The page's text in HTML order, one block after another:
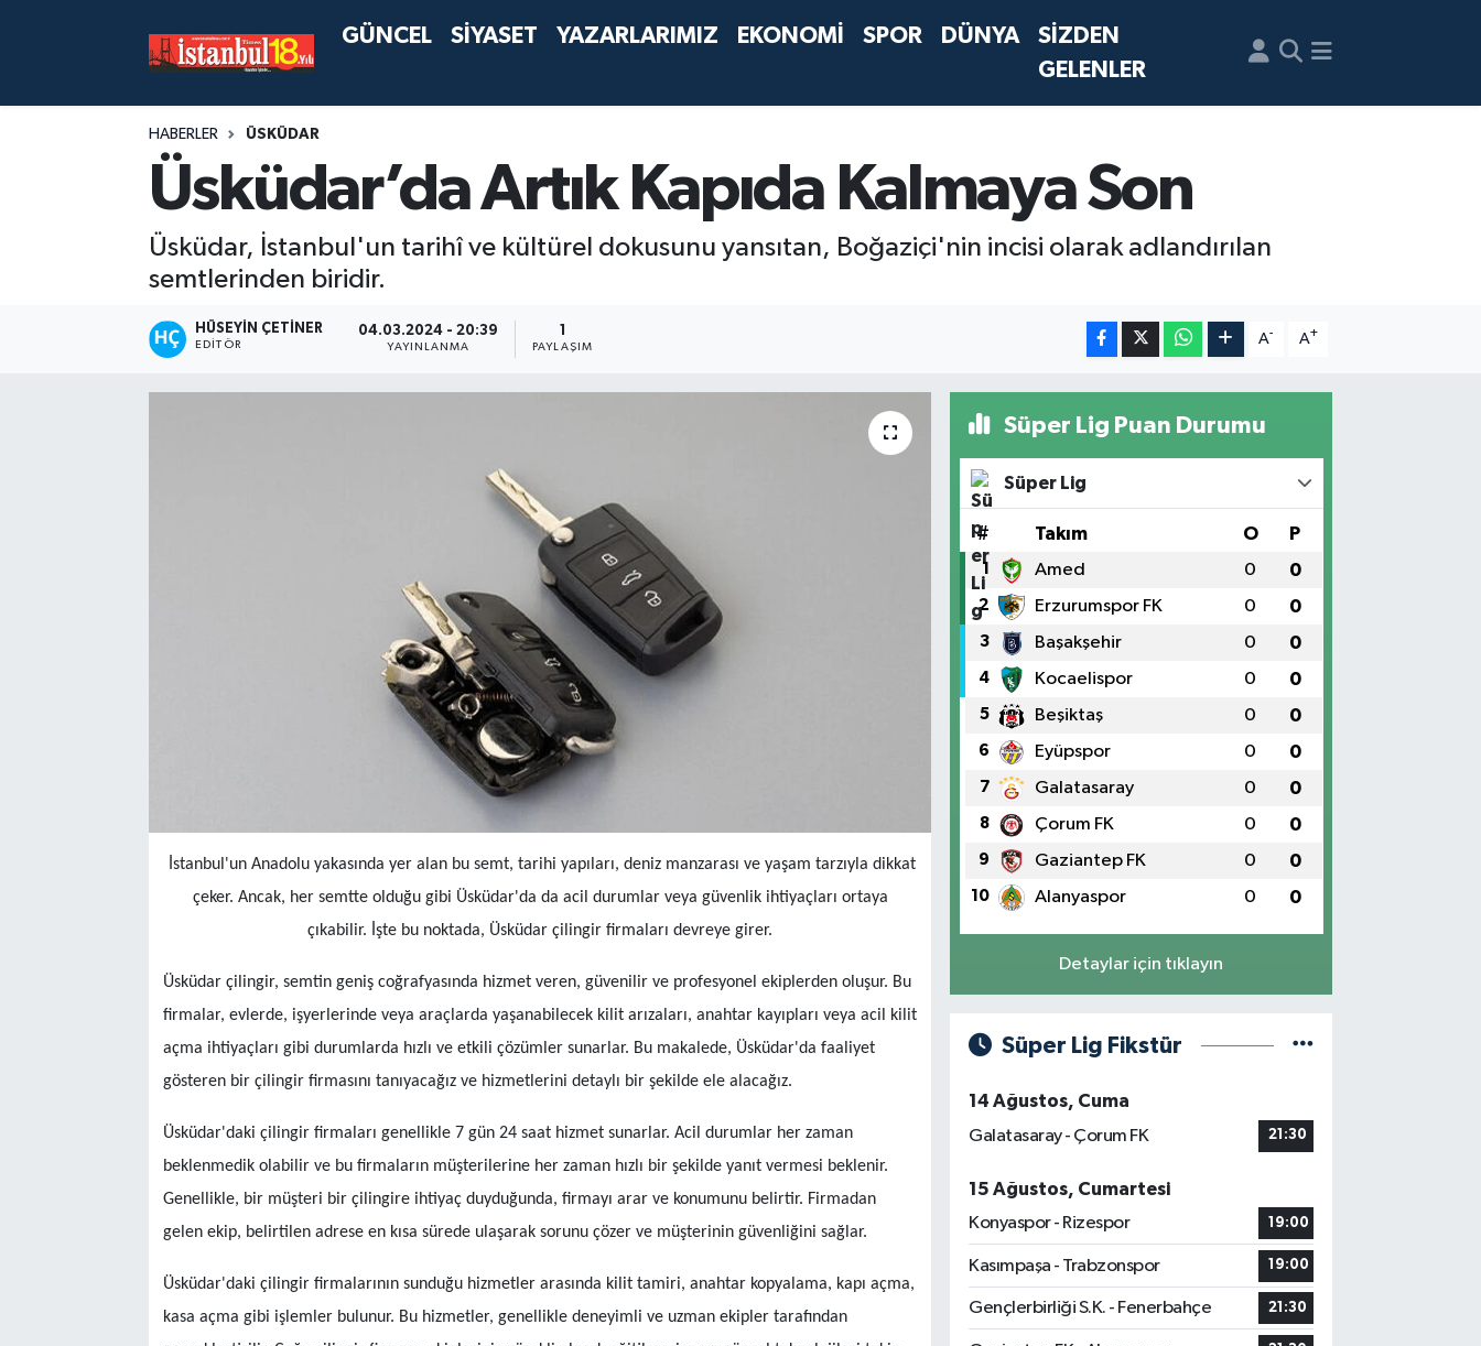
GÜNCEL SİYASET YAZARLARIMIZ EKONOMİ SPOR DÜNYA
SİZDEN
GELENLER
HABERLER ÜSKÜDAR
Üsküdar’da Artık Kapıda Kalmaya Son
Üsküdar, İstanbul'un tarihî ve kültürel dokusunu yansıtan, Boğaziçi'nin incisi olarak adlandırılan
semtlerinden biridir.
HÜSEYIN ÇETINER
EDITÖR
04.03.2024 - 20:39
YAYINLANMA PAYLAŞIM
A- A+
İstanbul'un Anadolu yakasında yer alan bu semt, tarihi yapıları, deniz manzarası ve yaşam tarzıyla dikkat
çeker. Ancak, her semtte olduğu gibi Üsküdar'da da acil durumlar veya güvenlik ihtiyaçları ortaya
çıkabilir. İşte bu noktada, Üsküdar çilingir firmaları devreye girer.
Üsküdar çilingir, semtin geniş coğrafyasında hizmet veren, güvenilir ve profesyonel ekiplerden oluşur. Bu
firmalar, evlerde, işyerlerinde veya araçlarda yaşanabilecek kilit arızaları, anahtar kayıpları veya acil kilit
açma ihtiyaçları gibi durumlarda hızlı ve etkili çözümler sunarlar. Bu makalede, Üsküdar'da faaliyet
gösteren bir çilingir firmasını tanıyacağız ve hizmetlerini detaylı bir şekilde ele alacağız.
Üsküdar'daki çilingir firmaları genellikle 7 gün 24 saat hizmet sunarlar. Acil durumlar her zaman
beklenmedik olabilir ve bu firmaların müşterilerine her zaman hızlı bir şekilde yanıt vermesi beklenir.
Genellikle, bir müşteri bir çilingire ihtiyaç duyduğunda, firmayı arar ve konumunu belirtir. Firmadan
gelen ekip, belirtilen adrese en kısa sürede ulaşarak sorunu çözer ve müşterinin güvenliğini sağlar.
Üsküdar'daki çilingir firmalarının sunduğu hizmetler arasında kilit tamiri, anahtar kopyalama, kapı açma,
kasa açma gibi işlemler bulunur. Bu hizmetler, genellikle deneyimli ve uzman ekipler tarafından
Süper Lig Puan Durumu
Süper Lig
# Takım O P
1 Amed 0 0
2 Erzurumspor FK 0 0
3 Başakşehir 0 0
4 Kocaelispor 0 0
5 Beşiktaş 0 0
6 Eyüpspor 0 0
7 Galatasaray 0 0
8 Çorum FK 0 0
9 Gaziantep FK 0 0
10 Alanyaspor 0 0
Detaylar için tıklayın
Süper Lig Fikstür
14 Ağustos, Cuma
Galatasaray - Çorum FK
21:30
15 Ağustos, Cumartesi
Konyaspor - Rizespor
19:00
Kasımpaşa - Trabzonspor 19:00
Gençlerbirliği S.K. - Fenerbahçe 21:30